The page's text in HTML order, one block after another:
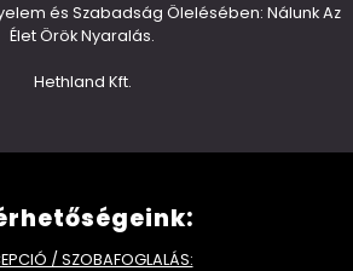
és Szabadság Ölelésében: Nálunk Az
Élet Örök Nyaralás.
Hethland Kft.
/ SZOBAFOGLALÁS: